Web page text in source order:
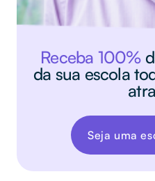
Receba 100%
da sua escola
Seja uma